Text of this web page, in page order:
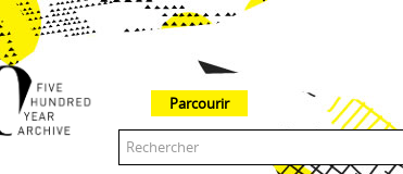
Parcourir